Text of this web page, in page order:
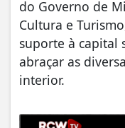
do Governo de
Cultura e
suporte à capital
abraçar as
interior.